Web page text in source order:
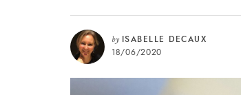
by ISABELLE DECAUX
18/06/2020